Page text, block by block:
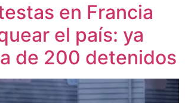
en Francia
el país: ya
de 200 detenidos